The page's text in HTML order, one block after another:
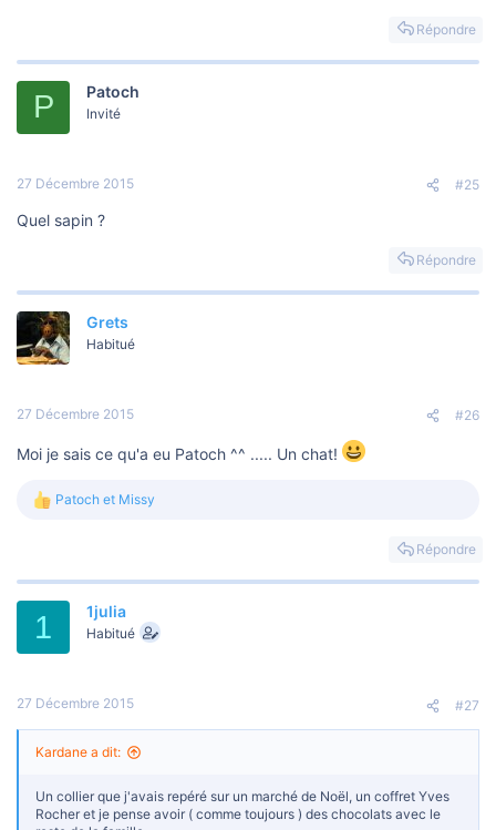
Répondre
P Patoch
Invité
27 Décembre 2015 #25
Quel sapin ?
Répondre
Grets
Habitué
27 Décembre 2015 #26
Moi je sais ce qu'a eu Patoch ^^ ..... Un chat!
L
é
s
Patoch et Missy
Répondre
1 1julia
Habitué
27 Décembre 2015 #27
Kardane a dit:
Un collier que j'avais repéré sur un marché de Noël, un coffret Yves
Rocher et je pense avoir ( comme toujours ) des chocolats avec le